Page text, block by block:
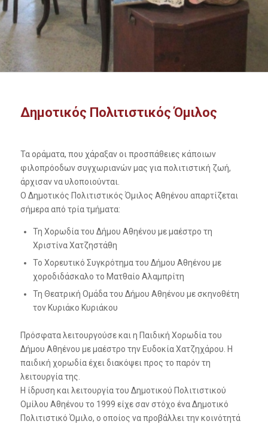
Δημοτικός Πολιτιστικός Όμιλος
Τα οράματα, που χάραξαν οι προσπάθειες κάποιων
φιλοπρόοδων συγχωριανών μας για πολιτιστική ζωή,
άρχισαν να υλοποιούνται.
Ο Δημοτικός Πολιτιστικός Όμιλος Αθηένου απαρτίζεται
σήμερα από τρία τμήματα:
Τη Χορωδία του Δήμου Αθηένου με μαέστρο τη
Χριστίνα Χατζηστάθη
Το Χορευτικό Συγκρότημα του Δήμου Αθηένου με
χοροδιδάσκαλο το Ματθαίο Αλαμπρίτη
Τη Θεατρική Ομάδα του Δήμου Αθηένου με σκηνοθέτη
τον Κυριάκο Κυριάκου
Πρόσφατα λειτουργούσε και η Παιδική Χορωδία του
Δήμου Αθηένου με μαέστρο την Ευδοκία Χατζηχάρου. Η
παιδική χορωδία έχει διακόψει προς το παρόν τη
λειτουργία της.
Η ίδρυση και λειτουργία του Δημοτικού Πολιτιστικού
Ομίλου Αθηένου το 1999 είχε σαν στόχο ένα Δημοτικό
Πολιτιστικό Όμιλο, ο οποίος να προβάλλει την κοινότητά